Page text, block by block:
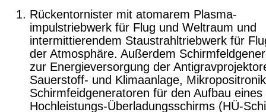
Rückentornister mit atomarem Plasma­
impulstriebwerk für Flug und Weltraum und
intermittierendem Staustrahltriebwerk für
der Atmosphäre. Außerdem
zur Energieversorgung der
Sauerstoff- und Klimaanlage,
Schirmfeidgeneratoren für den Aufbau eines
Hochleistungs-Überladungsschirms (HÜ-